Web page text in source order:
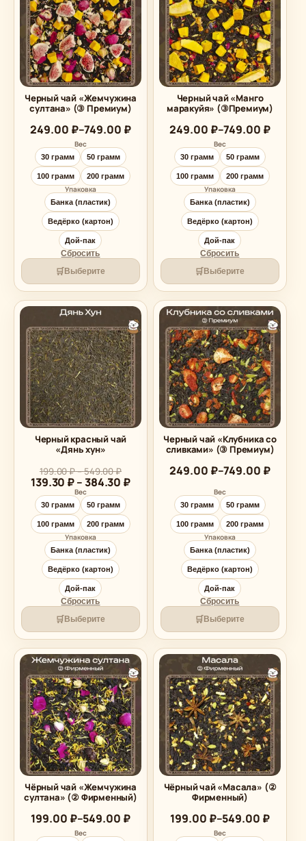
Черный чай «Жемчужина
султана» (③ Премиум)
249.00 ₽–749.00 ₽
Диапазон
цен:
249.00 ₽
–
749.00 ₽
Вес
30 грамм 50 грамм
100 грамм 200 грамм
Упаковка
Банка (пластик)
Ведёрко (картон)
Дой-пак
Сбросить
🛒 Выберите
Черный чай «Манго
маракуйя» (③Премиум)
249.00 ₽–749.00 ₽
Диапазон
цен:
249.00 ₽
–
749.00 ₽
Вес
30 грамм 50 грамм
100 грамм 200 грамм
Упаковка
Банка (пластик)
Ведёрко (картон)
Дой-пак
Сбросить
🛒 Выберите
Черный красный чай
«Дянь хун»
199.00₽–549.00₽Диапазон
цен:
199.00 ₽
–
549.00 ₽
139.30 ₽–384.30 ₽Диапазон
384.30 ₽
Вес
30 грамм 50 грамм
100 грамм 200 грамм
Упаковка
Банка (пластик)
Ведёрко (картон)
Дой-пак
Сбросить
🛒 Выберите
Черный чай «Клубника со
сливками» (③ Премиум)
249.00 ₽–749.00 ₽
Диапазон
249.00 ₽
–
749.00 ₽
Вес
30 грамм 50 грамм
100 грамм 200 грамм
Упаковка
Банка (пластик)
Ведёрко (картон)
Дой-пак
Сбросить
🛒 Выберите
Чёрный чай «Жемчужина
султана» (② Фирменный)
199.00 ₽–549.00 ₽
Диапазон
цен:
Вес
Чёрный чай «Масала» (②
Фирменный)
199.00 ₽–549.00 ₽
Диапазон
цен:
Вес